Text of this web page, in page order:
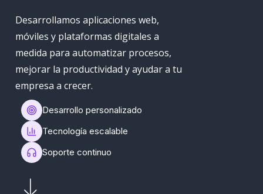
Desarrollamos aplicaciones web,
móviles y plataformas digitales a
medida para automatizar procesos,
mejorar la productividad y ayudar a tu
empresa a crecer.
Desarrollo personalizado
Tecnología escalable
Soporte continuo